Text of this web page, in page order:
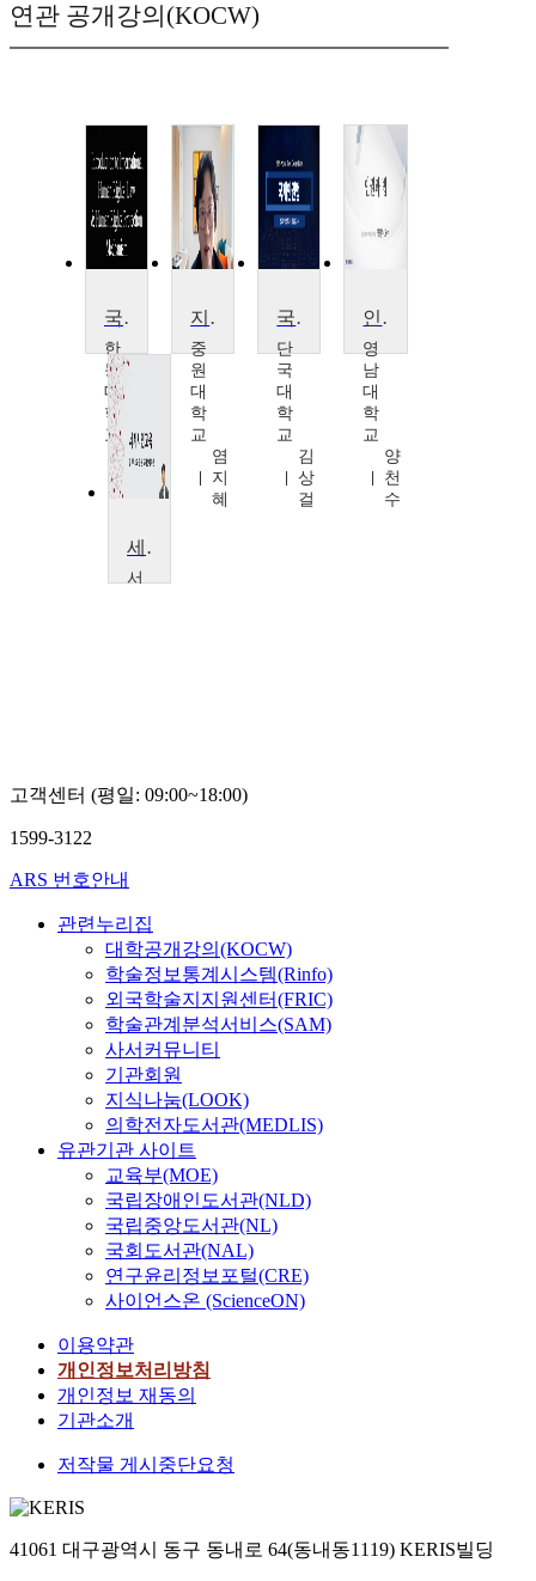
연관 공개강의(KOCW)
국제인권법
한
동
대
학
교
원
지역사회와 인권문제
중
원
대
학
교
염
지
혜
국제인권법
단
국
대
학
교
김
상
걸
인권과법
영
남
대
학
교
양
천
수
세계시민교육:민주주의와 인권
서
고객센터 (평일: 09:00~18:00)
1599-3122
ARS 번호안내
관련누리집
대학공개강의(KOCW)
학술정보통계시스템(Rinfo)
외국학술지지원센터(FRIC)
학술관계분석서비스(SAM)
사서커뮤니티
기관회원
지식나눔(LOOK)
의학전자도서관(MEDLIS)
유관기관 사이트
교육부(MOE)
국립장애인도서관(NLD)
국립중앙도서관(NL)
국회도서관(NAL)
연구윤리정보포털(CRE)
사이언스온 (ScienceON)
이용약관
개인정보처리방침
개인정보 재동의
기관소개
저작물 게시중단요청
41061 대구광역시 동구 동내로 64(동내동1119) KERIS빌딩